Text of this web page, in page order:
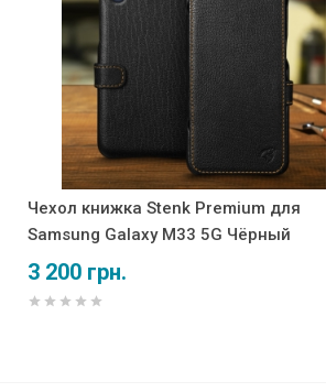
Чехол книжка Stenk Premium для
Samsung Galaxy M33 5G Чёрный
3 200 грн.